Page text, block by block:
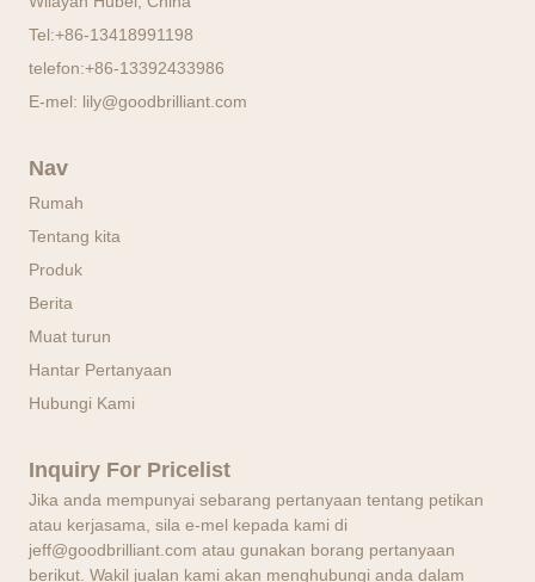
Tel:+86-13418991198
telefon:+86-13392433986
E-mel: lily@goodbrilliant.com
Nav
Rumah
Tentang kita
Produk
Berita
Muat turun
Hantar Pertanyaan
Hubungi Kami
Inquiry For Pricelist
Jika anda mempunyai sebarang pertanyaan tentang petikan
atau kerjasama, sila e-mel kepada kami di
jeff@goodbrilliant.com atau gunakan borang pertanyaan
berikut. Wakil jualan kami akan menghubungi anda dalam